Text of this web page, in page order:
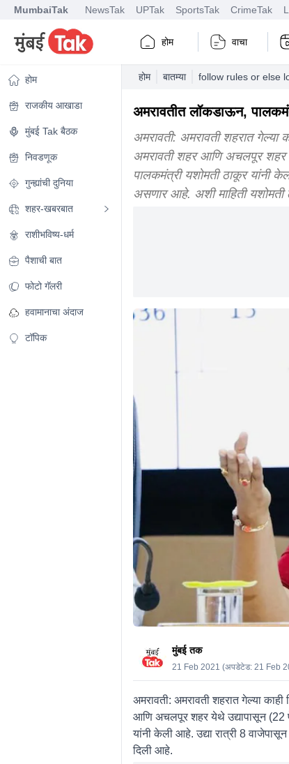
MumbaiTak NewsTak UPTak SportsTak CrimeTak
होम वाचा
होम
राजकीय आखाडा
मुंबई Tak बैठक
निवडणूक
गुन्ह्यांची दुनिया
शहर-खबरबात
राशीभविष्य-धर्म
पैशाची बात
फोटो गॅलरी
हवामानाचा अंदाज
टॉपिक
होम बातम्या follow rules or else
अमरावतीत लॉकडाऊन,
अमरावती: अमरावती शहरात गेल्या
अमरावती शहर आणि अचलपूर शहर
पालकमंत्री यशोमती ठाकूर यांनी
असणार आहे. अशी माहिती
मुंबई तक
21 Feb 2021 (अपडेटेड: 21 Feb
अमरावती: अमरावती शहरात गेल्या
आणि अचलपूर शहर येथे उद्यापासून (22
यांनी केली आहे. उद्या रात्री 8
दिली आहे.